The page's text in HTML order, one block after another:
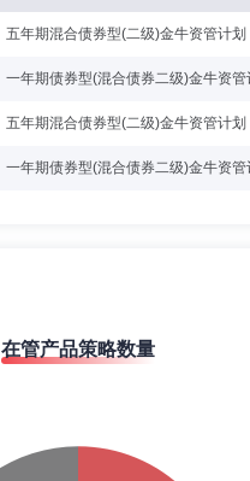
五年期混合债券型(二级)金牛资管计划
一年期债券型(混合债券二级)金牛资管
五年期混合债券型(二级)金牛资管计划
一年期债券型(混合债券二级)金牛资管
在管产品策略数量